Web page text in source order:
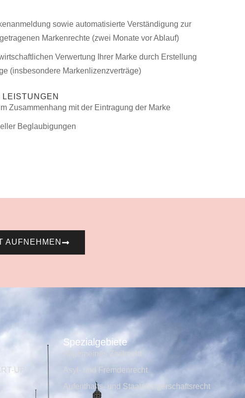
sowie automatisierte Verständigung zur
Markenrechte (zwei Monate vor Ablauf)
Verwertung Ihrer Marke durch Erstellung
(insbesondere Markenlizenzverträge)
Zusammenhang mit der Eintragung der Marke
Beglaubigungen
AUFNEHMEN
UP
Spezialgebiete
Allgemeines Zivilrecht
Asyl- und Fremdenrecht
Aufenthalts- und Staatsbürgerschaftsrecht